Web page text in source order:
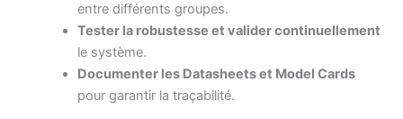
entre différents groupes.
Tester la robustesse et valider continuellement
le système.
Documenter les Datasheets et Model Cards
pour garantir la traçabilité.